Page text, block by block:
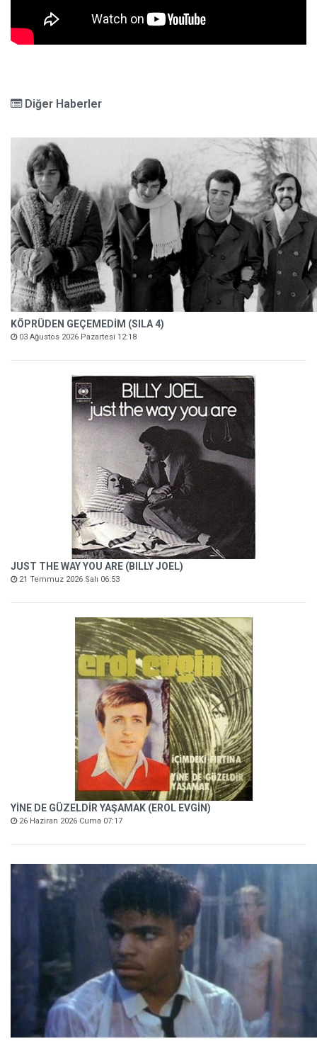
Diğer Haberler
KÖPRÜDEN GEÇEMEDİM (SILA 4)
03 Ağustos 2026 Pazartesi 12:18
JUST THE WAY YOU ARE (BILLY JOEL)
21 Temmuz 2026 Salı 06:53
YİNE DE GÜZELDİR YAŞAMAK (EROL EVGİN)
26 Haziran 2026 Cuma 07:17